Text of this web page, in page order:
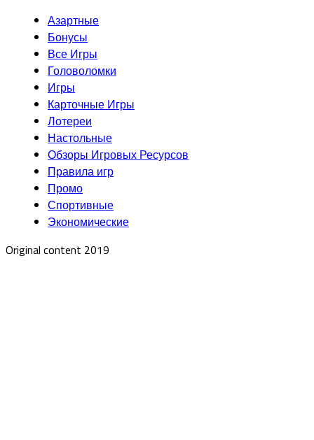
Азартные
Бонусы
Все Игры
Головоломки
Игры
Карточные Игры
Лотереи
Настольные
Обзоры Игровых Ресурсов
Правила игр
Промо
Спортивные
Экономические
Original content 2019